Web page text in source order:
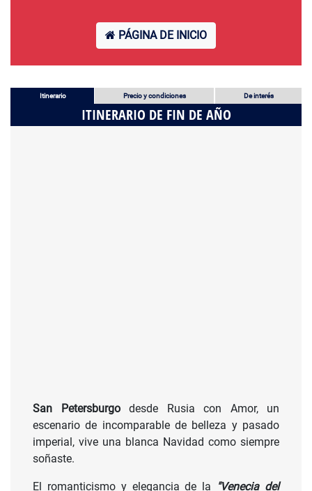
PÁGINA DE INICIO
Itinerario Precio y condiciones De interés
ITINERARIO DE FIN DE AÑO
San Petersburgodesde Rusia con Amor, un
escenario de incomparable de belleza y pasado
imperial, vive una blanca Navidad como siempre
soñaste.
El romanticismo y elegancia de la
"Venecia del